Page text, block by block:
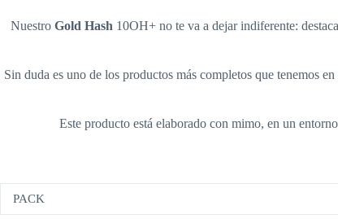
Nuestro Gold Hash 10OH+ no te va a dejar indiferente:
Sin duda es uno de los productos más completos que tenemos en
Este producto está elaborado con mimo, en un entorno
PACK